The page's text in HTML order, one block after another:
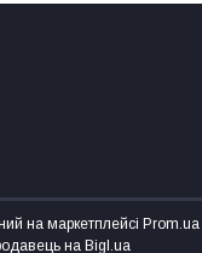
на маркетплейсі Prom.ua
на Bigl.ua